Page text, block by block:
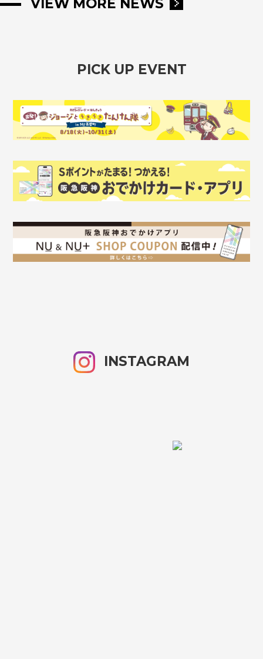
PICK UP EVENT
INSTAGRAM